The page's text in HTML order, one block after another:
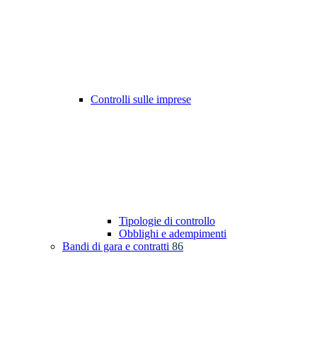
Controlli sulle imprese
Tipologie di controllo
Obblighi e adempimenti
Bandi di gara e contratti 86